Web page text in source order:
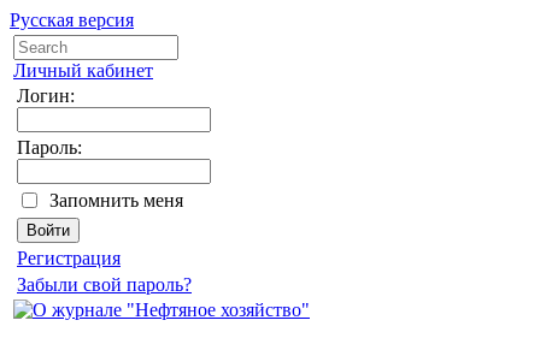
Русская версия
Личный кабинет
Логин:
Пароль:
Запомнить меня
Регистрация
Забыли свой пароль?